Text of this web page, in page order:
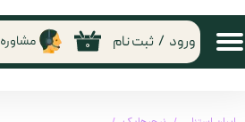
۰ ورود / ثبت نام